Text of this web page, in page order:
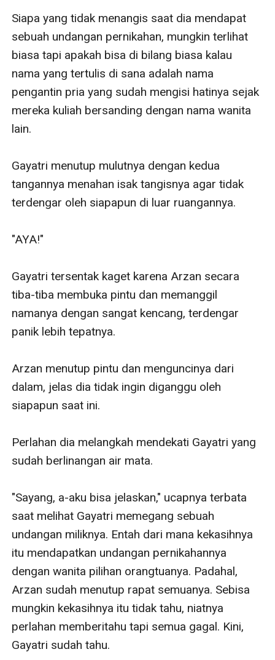
Siapa yang tidak menangis saat dia mendapat
sebuah undangan pernikahan, mungkin terlihat
biasa tapi apakah bisa di bilang biasa kalau
nama yang tertulis di sana adalah nama
pengantin pria yang sudah mengisi hatinya sejak
mereka kuliah bersanding dengan nama wanita
lain.
Gayatri menutup mulutnya dengan kedua
tangannya menahan isak tangisnya agar tidak
terdengar oleh siapapun di luar ruangannya.
"AYA!"
Gayatri tersentak kaget karena Arzan secara
tiba-tiba membuka pintu dan memanggil
namanya dengan sangat kencang, terdengar
panik lebih tepatnya.
Arzan menutup pintu dan menguncinya dari
dalam, jelas dia tidak ingin diganggu oleh
siapapun saat ini.
Perlahan dia melangkah mendekati Gayatri yang
sudah berlinangan air mata.
"Sayang, a-aku bisa jelaskan," ucapnya terbata
saat melihat Gayatri memegang sebuah
undangan miliknya. Entah dari mana kekasihnya
itu mendapatkan undangan pernikahannya
dengan wanita pilihan orangtuanya. Padahal,
Arzan sudah menutup rapat semuanya. Sebisa
mungkin kekasihnya itu tidak tahu, niatnya
perlahan memberitahu tapi semua gagal. Kini,
Gayatri sudah tahu.